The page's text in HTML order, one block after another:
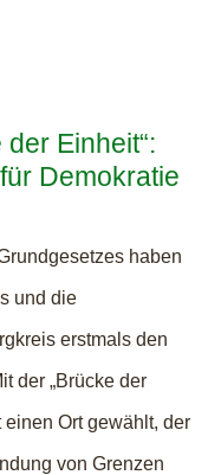
Einheit“:
Demokratie
haben
und die
erstmals den
der „Brücke der
einen Ort gewählt, der
von Grenzen